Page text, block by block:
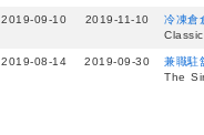
2019-09-10 2019-11-10
冷凍倉
2019-08-14 2019-09-30
兼職駐
The